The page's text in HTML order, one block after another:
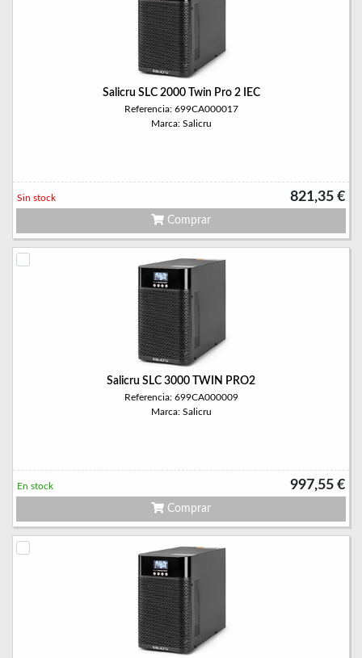
Salicru SLC 2000 Twin Pro 2 IEC
Referencia: 699CA000017
Marca: Salicru
821,35 €
Sin stock
Comprar
Salicru SLC 3000 TWIN PRO2
Referencia: 699CA000009
Marca: Salicru
997,55 €
En stock
Comprar